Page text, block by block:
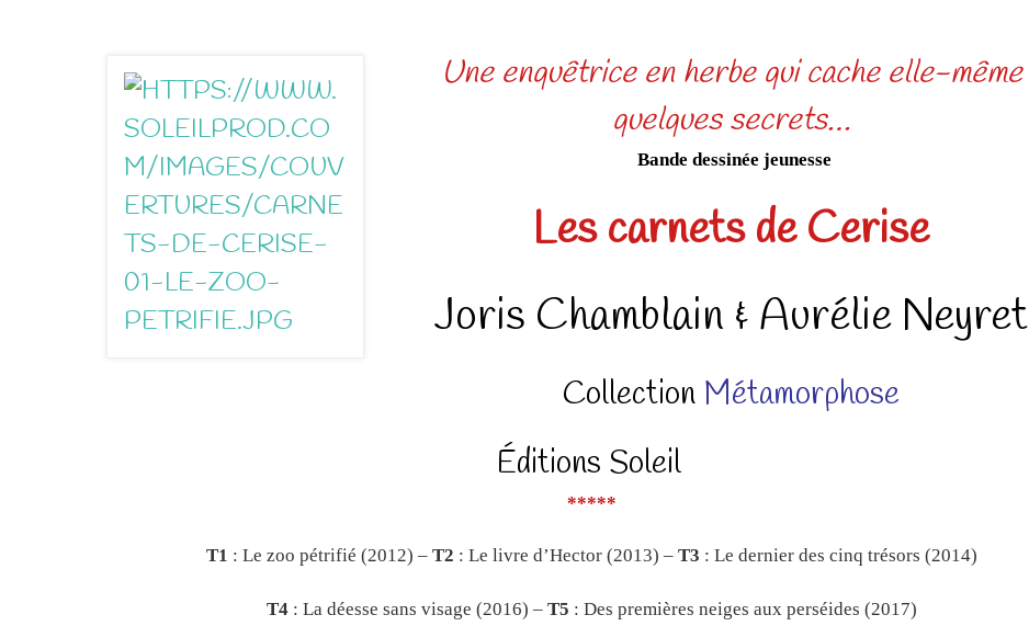
Une enquêtrice en herbe qui cache elle-même
quelques secrets…
Bande dessinée jeunesse
Les carnets de Cerise
Joris Chamblain & Aurélie Neyret
Collection Métamorphose
Éditions Soleil
*****
T1 : Le zoo pétrifié (2012) – T2 : Le livre d’Hector (2013) – T3 : Le dernier des cinq trésors (2014)
T4 : La déesse sans visage (2016) – T5 : Des premières neiges aux perséides (2017)